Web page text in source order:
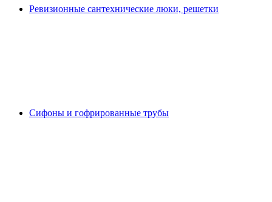
Ревизионные сантехнические люки, решетки
Сифоны и гофрированные трубы